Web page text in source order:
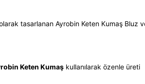
tasarlanan Ayrobin Keten Kumaş Bluz ve
Keten Kumaş kullanılarak özenle üreti